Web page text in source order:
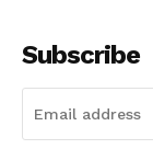
Subscribe